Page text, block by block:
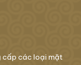
cấp các loại mặt